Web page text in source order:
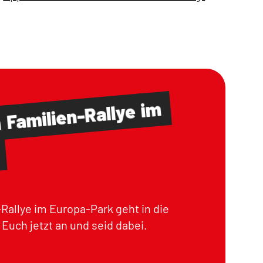
Familien-Rallyeim
im Europa-Park geht in die
jetzt an und seid dabei.